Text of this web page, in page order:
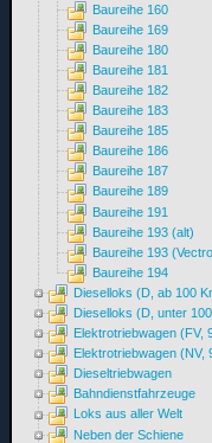
Baureihe 160
Baureihe 169
Baureihe 180
Baureihe 181
Baureihe 182
Baureihe 183
Baureihe 185
Baureihe 186
Baureihe 187
Baureihe 189
Baureihe 191
Baureihe 193 (alt)
Baureihe 193
Baureihe 194
Dieselloks (D, ab 100
Dieselloks (D, unter
Elektrotriebwagen (FV,
Elektrotriebwagen (NV,
Dieseltriebwagen
Bahndienstfahrzeuge
Loks aus aller Welt
Neben der Schiene